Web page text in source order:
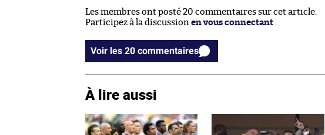
Les membres ont posté 20 commentaires sur cet article.
Participez à la discussion en vous connectant .
Voir les 20 commentaires
À lire aussi